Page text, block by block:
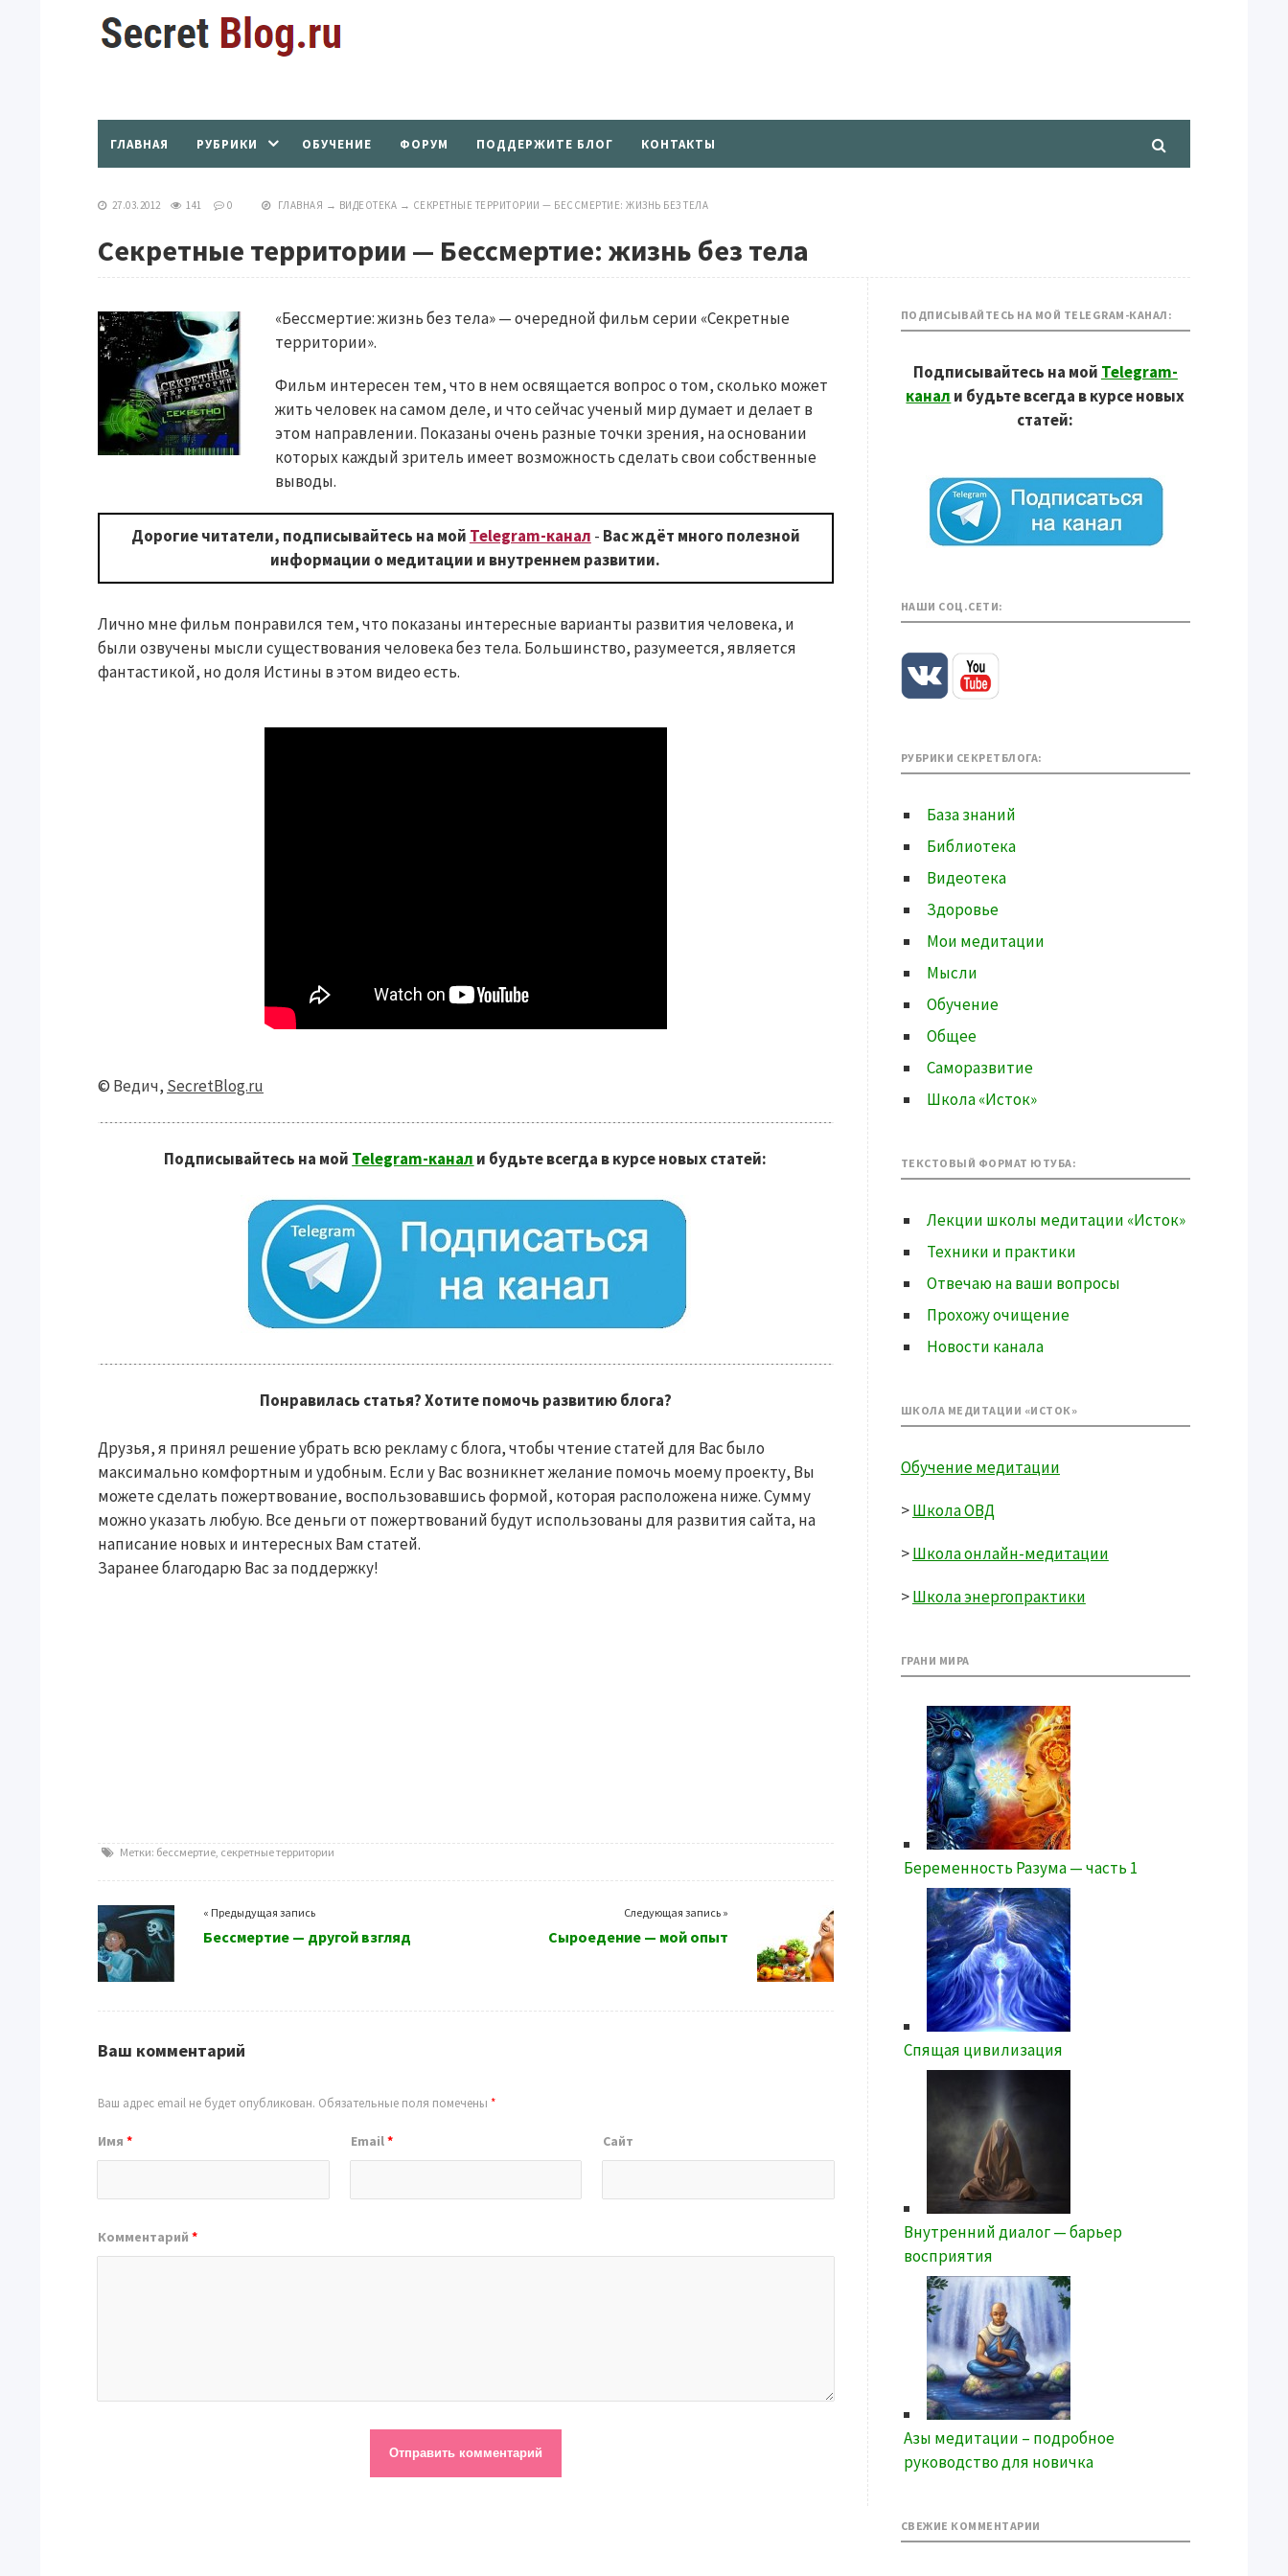
ГЛАВНАЯ РУБРИКИ ОБУЧЕНИЕ ФОРУМ ПОДДЕРЖИТЕ БЛОГ КОНТАКТЫ
27.03.2012 141 0 ГЛАВНАЯ → ВИДЕОТЕКА → СЕКРЕТНЫЕ ТЕРРИТОРИИ — БЕССМЕРТИЕ: ЖИЗНЬ БЕЗ ТЕЛА
Секретные территории — Бессмертие: жизнь без тела
«Бессмертие: жизнь без тела» — очередной фильм серии «Секретные
территории».
Фильм интересен тем, что в нем освящается вопрос о том, сколько может
жить человек на самом деле, и что сейчас ученый мир думает и делает в
этом направлении. Показаны очень разные точки зрения, на основании
которых каждый зритель имеет возможность сделать свои собственные
выводы.
Дорогие читатели, подписывайтесь на мой Telegram-канал - Вас ждёт много полезной
информации о медитации и внутреннем развитии.
Лично мне фильм понравился тем, что показаны интересные варианты развития человека, и
были озвучены мысли существования человека без тела. Большинство, разумеется, является
фантастикой, но доля Истины в этом видео есть.
© Ведич, SecretBlog.ru
Подписывайтесь на мой Telegram-канал и будьте всегда в курсе новых статей:
Понравилась статья? Хотите помочь развитию блога?
Друзья, я принял решение убрать всю рекламу с блога, чтобы чтение статей для Вас было
максимально комфортным и удобным. Если у Вас возникнет желание помочь моему проекту, Вы
можете сделать пожертвование, воспользовавшись формой, которая расположена ниже. Сумму
можно указать любую. Все деньги от пожертвований будут использованы для развития сайта, на
написание новых и интересных Вам статей.
Заранее благодарю Вас за поддержку!
Метки: бессмертие, секретные территории
« Предыдущая запись
Бессмертие — другой взгляд
Следующая запись »
Сыроедение — мой опыт
Ваш комментарий
Ваш адрес email не будет опубликован. Обязательные поля помечены *
Имя * Email* Сайт
Комментарий *
ПОДПИСЫВАЙТЕСЬ НА МОЙ TELEGRAM-КАНАЛ:
Подписывайтесь на мой Telegram-
канал и будьте всегда в курсе новых
статей:
НАШИ СОЦ.СЕТИ:
РУБРИКИ СЕКРЕТБЛОГА:
База знаний
Библиотека
Видеотека
Здоровье
Мои медитации
Мысли
Обучение
Общее
Саморазвитие
Школа «Исток»
ТЕКСТОВЫЙ ФОРМАТ ЮТУБА:
Лекции школы медитации «Исток»
Техники и практики
Отвечаю на ваши вопросы
Прохожу очищение
Новости канала
ШКОЛА МЕДИТАЦИИ «ИСТОК»
Обучение медитации
>Школа ОВД
>Школа онлайн-медитации
>Школа энергопрактики
ГРАНИ МИРА
Беременность Разума — часть 1
Спящая цивилизация
Внутренний диалог — барьер
восприятия
Азы медитации – подробное
руководство для новичка
СВЕЖИЕ КОММЕНТАРИИ